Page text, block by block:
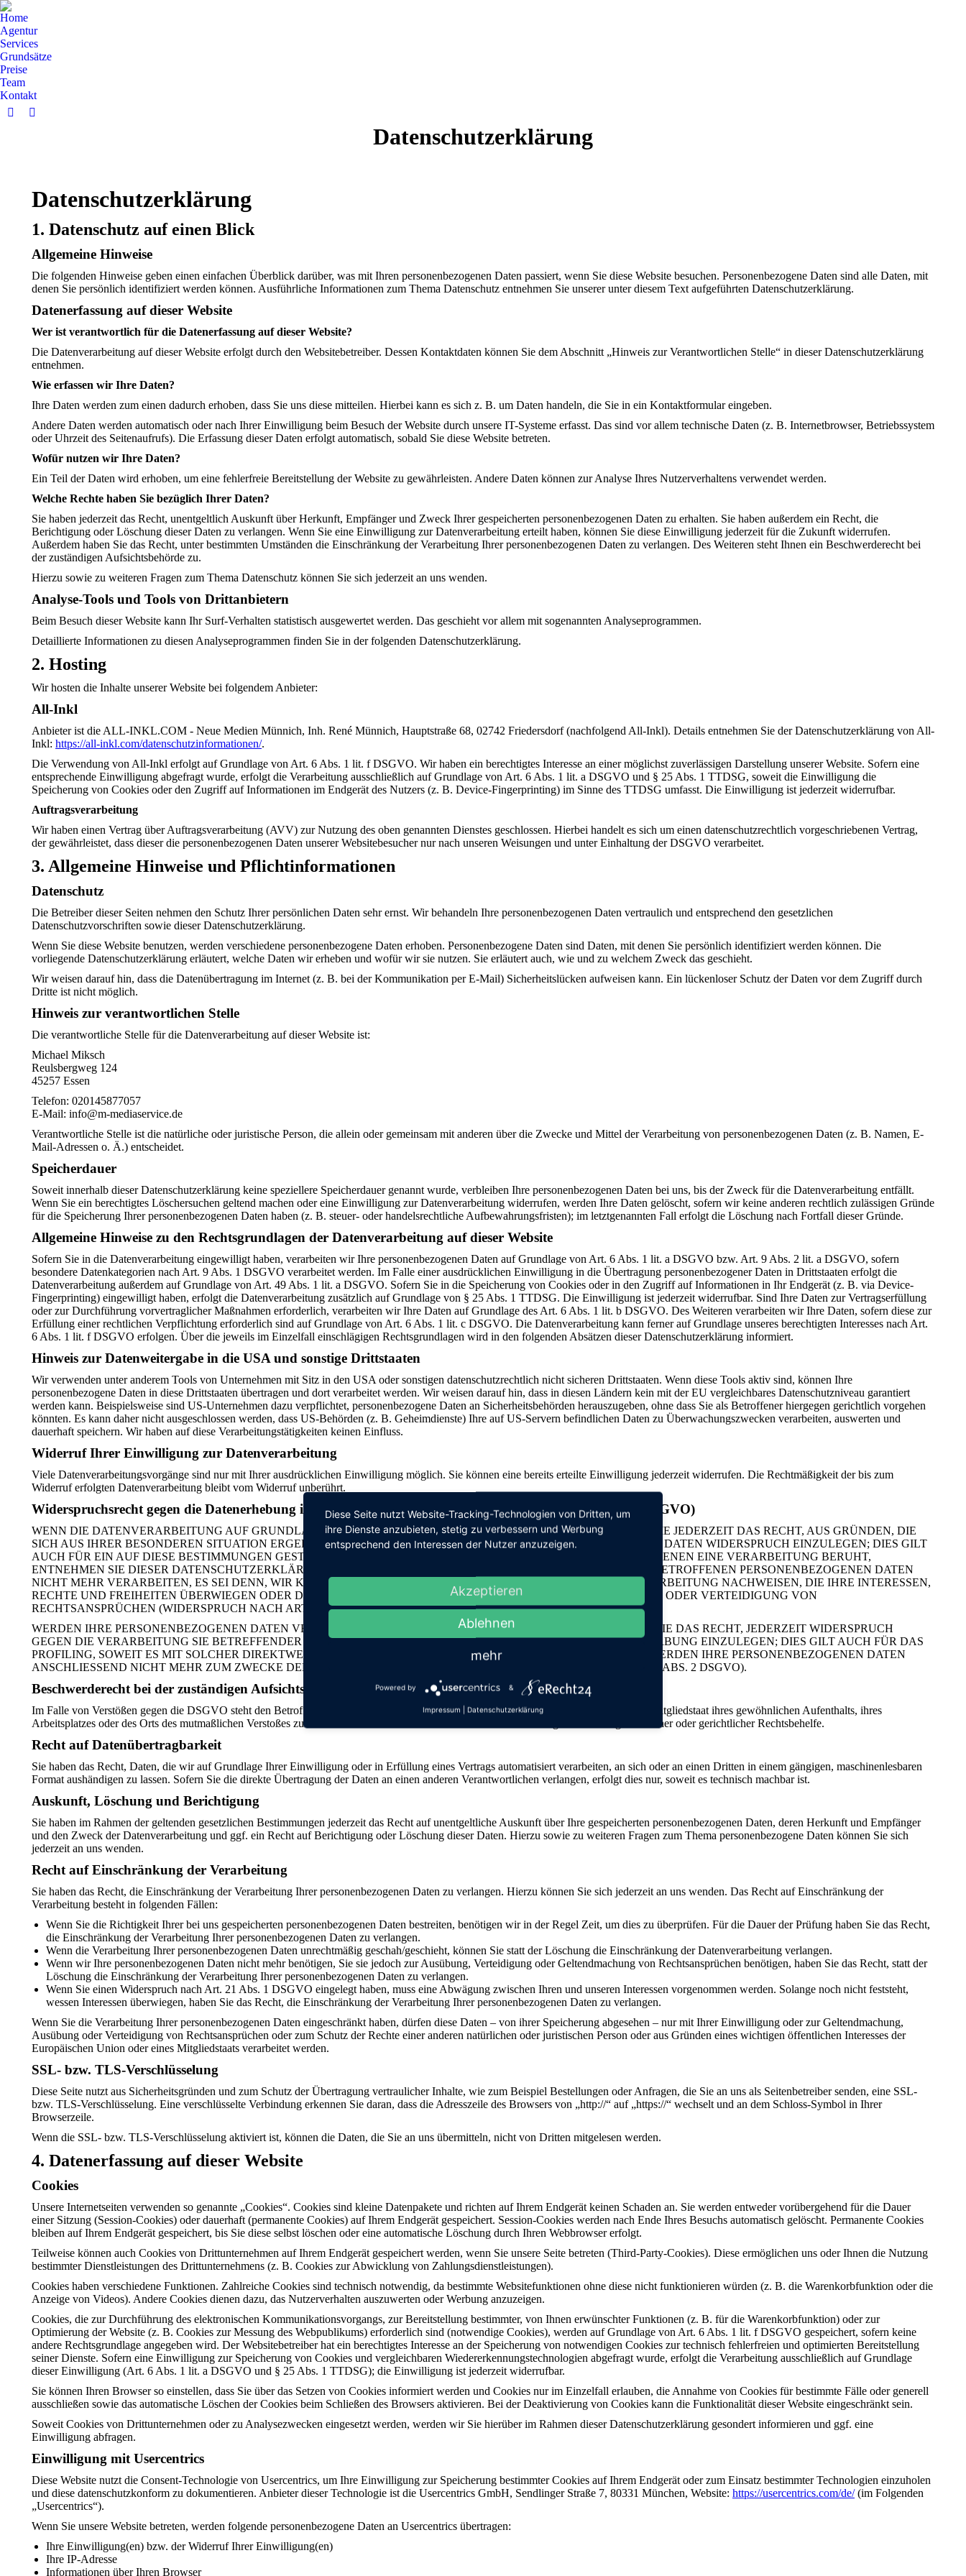
Home
Agentur
Services
Grundsätze
Preise
Team
Kontakt
Facebook
window
YouTube
window
Datenschutzerklärung
Datenschutz­erklärung
1. Datenschutz auf einen Blick
Allgemeine Hinweise
Die folgenden Hinweise geben einen einfachen Überblick darüber, was mit Ihren personenbezogenen Daten passiert, wenn Sie diese Website besuchen. Personenbezogene Daten sind alle Daten, mit
denen Sie persönlich identifiziert werden können. Ausführliche Informationen zum Thema Datenschutz entnehmen Sie unserer unter diesem Text aufgeführten Datenschutzerklärung.
Datenerfassung auf dieser Website
Wer ist verantwortlich für die Datenerfassung auf dieser Website?
Die Datenverarbeitung auf dieser Website erfolgt durch den Websitebetreiber. Dessen Kontaktdaten können Sie dem Abschnitt „Hinweis zur Verantwortlichen Stelle“ in dieser Datenschutzerklärung
entnehmen.
Wie erfassen wir Ihre Daten?
Ihre Daten werden zum einen dadurch erhoben, dass Sie uns diese mitteilen. Hierbei kann es sich z. B. um Daten handeln, die Sie in ein Kontaktformular eingeben.
Andere Daten werden automatisch oder nach Ihrer Einwilligung beim Besuch der Website durch unsere IT-Systeme erfasst. Das sind vor allem technische Daten (z. B. Internetbrowser, Betriebssystem
oder Uhrzeit des Seitenaufrufs). Die Erfassung dieser Daten erfolgt automatisch, sobald Sie diese Website betreten.
Wofür nutzen wir Ihre Daten?
Ein Teil der Daten wird erhoben, um eine fehlerfreie Bereitstellung der Website zu gewährleisten. Andere Daten können zur Analyse Ihres Nutzerverhaltens verwendet werden.
Welche Rechte haben Sie bezüglich Ihrer Daten?
Sie haben jederzeit das Recht, unentgeltlich Auskunft über Herkunft, Empfänger und Zweck Ihrer gespeicherten personenbezogenen Daten zu erhalten. Sie haben außerdem ein Recht, die
Berichtigung oder Löschung dieser Daten zu verlangen. Wenn Sie eine Einwilligung zur Datenverarbeitung erteilt haben, können Sie diese Einwilligung jederzeit für die Zukunft widerrufen.
Außerdem haben Sie das Recht, unter bestimmten Umständen die Einschränkung der Verarbeitung Ihrer personenbezogenen Daten zu verlangen. Des Weiteren steht Ihnen ein Beschwerderecht bei
der zuständigen Aufsichtsbehörde zu.
Hierzu sowie zu weiteren Fragen zum Thema Datenschutz können Sie sich jederzeit an uns wenden.
Analyse-Tools und Tools von Dritt­anbietern
Beim Besuch dieser Website kann Ihr Surf-Verhalten statistisch ausgewertet werden. Das geschieht vor allem mit sogenannten Analyseprogrammen.
Detaillierte Informationen zu diesen Analyseprogrammen finden Sie in der folgenden Datenschutzerklärung.
2. Hosting
Wir hosten die Inhalte unserer Website bei folgendem Anbieter:
All-Inkl
Anbieter ist die ALL-INKL.COM - Neue Medien Münnich, Inh. René Münnich, Hauptstraße 68, 02742 Friedersdorf (nachfolgend All-Inkl). Details entnehmen Sie der Datenschutzerklärung von All-
Inkl: https://all-inkl.com/datenschutzinformationen/.
Die Verwendung von All-Inkl erfolgt auf Grundlage von Art. 6 Abs. 1 lit. f DSGVO. Wir haben ein berechtigtes Interesse an einer möglichst zuverlässigen Darstellung unserer Website. Sofern eine
entsprechende Einwilligung abgefragt wurde, erfolgt die Verarbeitung ausschließlich auf Grundlage von Art. 6 Abs. 1 lit. a DSGVO und § 25 Abs. 1 TTDSG, soweit die Einwilligung die
Speicherung von Cookies oder den Zugriff auf Informationen im Endgerät des Nutzers (z. B. Device-Fingerprinting) im Sinne des TTDSG umfasst. Die Einwilligung ist jederzeit widerrufbar.
Auftragsverarbeitung
Wir haben einen Vertrag über Auftragsverarbeitung (AVV) zur Nutzung des oben genannten Dienstes geschlossen. Hierbei handelt es sich um einen datenschutzrechtlich vorgeschriebenen Vertrag,
der gewährleistet, dass dieser die personenbezogenen Daten unserer Websitebesucher nur nach unseren Weisungen und unter Einhaltung der DSGVO verarbeitet.
3. Allgemeine Hinweise und Pflicht­informationen
Datenschutz
Die Betreiber dieser Seiten nehmen den Schutz Ihrer persönlichen Daten sehr ernst. Wir behandeln Ihre personenbezogenen Daten vertraulich und entsprechend den gesetzlichen
Datenschutzvorschriften sowie dieser Datenschutzerklärung.
Wenn Sie diese Website benutzen, werden verschiedene personenbezogene Daten erhoben. Personenbezogene Daten sind Daten, mit denen Sie persönlich identifiziert werden können. Die
vorliegende Datenschutzerklärung erläutert, welche Daten wir erheben und wofür wir sie nutzen. Sie erläutert auch, wie und zu welchem Zweck das geschieht.
Wir weisen darauf hin, dass die Datenübertragung im Internet (z. B. bei der Kommunikation per E-Mail) Sicherheitslücken aufweisen kann. Ein lückenloser Schutz der Daten vor dem Zugriff durch
Dritte ist nicht möglich.
Hinweis zur verantwortlichen Stelle
Die verantwortliche Stelle für die Datenverarbeitung auf dieser Website ist:
Michael Miksch
Reulsbergweg 124
45257 Essen
Telefon: 020145877057
E-Mail: info@m-mediaservice.de
Verantwortliche Stelle ist die natürliche oder juristische Person, die allein oder gemeinsam mit anderen über die Zwecke und Mittel der Verarbeitung von personenbezogenen Daten (z. B. Namen, E-
Mail-Adressen o. Ä.) entscheidet.
Speicherdauer
Soweit innerhalb dieser Datenschutzerklärung keine speziellere Speicherdauer genannt wurde, verbleiben Ihre personenbezogenen Daten bei uns, bis der Zweck für die Datenverarbeitung entfällt.
Wenn Sie ein berechtigtes Löschersuchen geltend machen oder eine Einwilligung zur Datenverarbeitung widerrufen, werden Ihre Daten gelöscht, sofern wir keine anderen rechtlich zulässigen Gründe
für die Speicherung Ihrer personenbezogenen Daten haben (z. B. steuer- oder handelsrechtliche Aufbewahrungsfristen); im letztgenannten Fall erfolgt die Löschung nach Fortfall dieser Gründe.
Allgemeine Hinweise zu den Rechtsgrundlagen der Datenverarbeitung auf dieser Website
Sofern Sie in die Datenverarbeitung eingewilligt haben, verarbeiten wir Ihre personenbezogenen Daten auf Grundlage von Art. 6 Abs. 1 lit. a DSGVO bzw. Art. 9 Abs. 2 lit. a DSGVO, sofern
besondere Datenkategorien nach Art. 9 Abs. 1 DSGVO verarbeitet werden. Im Falle einer ausdrücklichen Einwilligung in die Übertragung personenbezogener Daten in Drittstaaten erfolgt die
Datenverarbeitung außerdem auf Grundlage von Art. 49 Abs. 1 lit. a DSGVO. Sofern Sie in die Speicherung von Cookies oder in den Zugriff auf Informationen in Ihr Endgerät (z. B. via Device-
Fingerprinting) eingewilligt haben, erfolgt die Datenverarbeitung zusätzlich auf Grundlage von § 25 Abs. 1 TTDSG. Die Einwilligung ist jederzeit widerrufbar. Sind Ihre Daten zur Vertragserfüllung
oder zur Durchführung vorvertraglicher Maßnahmen erforderlich, verarbeiten wir Ihre Daten auf Grundlage des Art. 6 Abs. 1 lit. b DSGVO. Des Weiteren verarbeiten wir Ihre Daten, sofern diese zur
Erfüllung einer rechtlichen Verpflichtung erforderlich sind auf Grundlage von Art. 6 Abs. 1 lit. c DSGVO. Die Datenverarbeitung kann ferner auf Grundlage unseres berechtigten Interesses nach Art.
6 Abs. 1 lit. f DSGVO erfolgen. Über die jeweils im Einzelfall einschlägigen Rechtsgrundlagen wird in den folgenden Absätzen dieser Datenschutzerklärung informiert.
Hinweis zur Datenweitergabe in die USA und sonstige Drittstaaten
Wir verwenden unter anderem Tools von Unternehmen mit Sitz in den USA oder sonstigen datenschutzrechtlich nicht sicheren Drittstaaten. Wenn diese Tools aktiv sind, können Ihre
personenbezogene Daten in diese Drittstaaten übertragen und dort verarbeitet werden. Wir weisen darauf hin, dass in diesen Ländern kein mit der EU vergleichbares Datenschutzniveau garantiert
werden kann. Beispielsweise sind US-Unternehmen dazu verpflichtet, personenbezogene Daten an Sicherheitsbehörden herauszugeben, ohne dass Sie als Betroffener hiergegen gerichtlich vorgehen
könnten. Es kann daher nicht ausgeschlossen werden, dass US-Behörden (z. B. Geheimdienste) Ihre auf US-Servern befindlichen Daten zu Überwachungszwecken verarbeiten, auswerten und
dauerhaft speichern. Wir haben auf diese Verarbeitungstätigkeiten keinen Einfluss.
Widerruf Ihrer Einwilligung zur Datenverarbeitung
Viele Datenverarbeitungsvorgänge sind nur mit Ihrer ausdrücklichen Einwilligung möglich. Sie können eine bereits erteilte Einwilligung jederzeit widerrufen. Die Rechtmäßigkeit der bis zum
Widerruf erfolgten Datenverarbeitung bleibt vom Widerruf unberührt.
Widerspruchsrecht gegen die Datenerhebung in besonderen Fällen sowie gegen Direktwerbung (Art. 21 DSGVO)
WENN DIE DATENVERARBEITUNG AUF GRUNDLAGE VON ART. 6 ABS. 1 LIT. E ODER F DSGVO ERFOLGT, HABEN SIE JEDERZEIT DAS RECHT, AUS GRÜNDEN, DIE
SICH AUS IHRER BESONDEREN SITUATION ERGEBEN, GEGEN DIE VERARBEITUNG IHRER PERSONENBEZOGENEN DATEN WIDERSPRUCH EINZULEGEN; DIES GILT
AUCH FÜR EIN AUF DIESE BESTIMMUNGEN GESTÜTZTES PROFILING. DIE JEWEILIGE RECHTSGRUNDLAGE, AUF DENEN EINE VERARBEITUNG BERUHT,
ENTNEHMEN SIE DIESER DATENSCHUTZERKLÄRUNG. WENN SIE WIDERSPRUCH EINLEGEN, WERDEN WIR IHRE BETROFFENEN PERSONENBEZOGENEN DATEN
NICHT MEHR VERARBEITEN, ES SEI DENN, WIR KÖNNEN ZWINGENDE SCHUTZWÜRDIGE GRÜNDE FÜR DIE VERARBEITUNG NACHWEISEN, DIE IHRE INTERESSEN,
RECHTE UND FREIHEITEN ÜBERWIEGEN ODER DIE VERARBEITUNG DIENT DER GELTENDMACHUNG, AUSÜBUNG ODER VERTEIDIGUNG VON
RECHTSANSPRÜCHEN (WIDERSPRUCH NACH ART. 21 ABS. 1 DSGVO).
WERDEN IHRE PERSONENBEZOGENEN DATEN VERARBEITET, UM DIREKTWERBUNG ZU BETREIBEN, SO HABEN SIE DAS RECHT, JEDERZEIT WIDERSPRUCH
GEGEN DIE VERARBEITUNG SIE BETREFFENDER PERSONENBEZOGENER DATEN ZUM ZWECKE DERARTIGER WERBUNG EINZULEGEN; DIES GILT AUCH FÜR DAS
PROFILING, SOWEIT ES MIT SOLCHER DIREKTWERBUNG IN VERBINDUNG STEHT. WENN SIE WIDERSPRECHEN, WERDEN IHRE PERSONENBEZOGENEN DATEN
ANSCHLIESSEND NICHT MEHR ZUM ZWECKE DER DIREKTWERBUNG VERWENDET (WIDERSPRUCH NACH ART. 21 ABS. 2 DSGVO).
Beschwerde­recht bei der zuständigen Aufsichts­behörde
Im Falle von Verstößen gegen die DSGVO steht den Betroffenen ein Beschwerderecht bei einer Aufsichtsbehörde, insbesondere in dem Mitgliedstaat ihres gewöhnlichen Aufenthalts, ihres
Arbeitsplatzes oder des Orts des mutmaßlichen Verstoßes zu. Das Beschwerderecht besteht unbeschadet anderweitiger verwaltungsrechtlicher oder gerichtlicher Rechtsbehelfe.
Recht auf Daten­übertrag­barkeit
Sie haben das Recht, Daten, die wir auf Grundlage Ihrer Einwilligung oder in Erfüllung eines Vertrags automatisiert verarbeiten, an sich oder an einen Dritten in einem gängigen, maschinenlesbaren
Format aushändigen zu lassen. Sofern Sie die direkte Übertragung der Daten an einen anderen Verantwortlichen verlangen, erfolgt dies nur, soweit es technisch machbar ist.
Auskunft, Löschung und Berichtigung
Sie haben im Rahmen der geltenden gesetzlichen Bestimmungen jederzeit das Recht auf unentgeltliche Auskunft über Ihre gespeicherten personenbezogenen Daten, deren Herkunft und Empfänger
und den Zweck der Datenverarbeitung und ggf. ein Recht auf Berichtigung oder Löschung dieser Daten. Hierzu sowie zu weiteren Fragen zum Thema personenbezogene Daten können Sie sich
jederzeit an uns wenden.
Recht auf Einschränkung der Verarbeitung
Sie haben das Recht, die Einschränkung der Verarbeitung Ihrer personenbezogenen Daten zu verlangen. Hierzu können Sie sich jederzeit an uns wenden. Das Recht auf Einschränkung der
Verarbeitung besteht in folgenden Fällen:
Wenn Sie die Richtigkeit Ihrer bei uns gespeicherten personenbezogenen Daten bestreiten, benötigen wir in der Regel Zeit, um dies zu überprüfen. Für die Dauer der Prüfung haben Sie das Recht,
die Einschränkung der Verarbeitung Ihrer personenbezogenen Daten zu verlangen.
Wenn die Verarbeitung Ihrer personenbezogenen Daten unrechtmäßig geschah/geschieht, können Sie statt der Löschung die Einschränkung der Datenverarbeitung verlangen.
Wenn wir Ihre personenbezogenen Daten nicht mehr benötigen, Sie sie jedoch zur Ausübung, Verteidigung oder Geltendmachung von Rechtsansprüchen benötigen, haben Sie das Recht, statt der
Löschung die Einschränkung der Verarbeitung Ihrer personenbezogenen Daten zu verlangen.
Wenn Sie einen Widerspruch nach Art. 21 Abs. 1 DSGVO eingelegt haben, muss eine Abwägung zwischen Ihren und unseren Interessen vorgenommen werden. Solange noch nicht feststeht,
wessen Interessen überwiegen, haben Sie das Recht, die Einschränkung der Verarbeitung Ihrer personenbezogenen Daten zu verlangen.
Wenn Sie die Verarbeitung Ihrer personenbezogenen Daten eingeschränkt haben, dürfen diese Daten – von ihrer Speicherung abgesehen – nur mit Ihrer Einwilligung oder zur Geltendmachung,
Ausübung oder Verteidigung von Rechtsansprüchen oder zum Schutz der Rechte einer anderen natürlichen oder juristischen Person oder aus Gründen eines wichtigen öffentlichen Interesses der
Europäischen Union oder eines Mitgliedstaats verarbeitet werden.
SSL- bzw. TLS-Verschlüsselung
Diese Seite nutzt aus Sicherheitsgründen und zum Schutz der Übertragung vertraulicher Inhalte, wie zum Beispiel Bestellungen oder Anfragen, die Sie an uns als Seitenbetreiber senden, eine SSL-
bzw. TLS-Verschlüsselung. Eine verschlüsselte Verbindung erkennen Sie daran, dass die Adresszeile des Browsers von „http://“ auf „https://“ wechselt und an dem Schloss-Symbol in Ihrer
Browserzeile.
Wenn die SSL- bzw. TLS-Verschlüsselung aktiviert ist, können die Daten, die Sie an uns übermitteln, nicht von Dritten mitgelesen werden.
4. Datenerfassung auf dieser Website
Cookies
Unsere Internetseiten verwenden so genannte „Cookies“. Cookies sind kleine Datenpakete und richten auf Ihrem Endgerät keinen Schaden an. Sie werden entweder vorübergehend für die Dauer
einer Sitzung (Session-Cookies) oder dauerhaft (permanente Cookies) auf Ihrem Endgerät gespeichert. Session-Cookies werden nach Ende Ihres Besuchs automatisch gelöscht. Permanente Cookies
bleiben auf Ihrem Endgerät gespeichert, bis Sie diese selbst löschen oder eine automatische Löschung durch Ihren Webbrowser erfolgt.
Teilweise können auch Cookies von Drittunternehmen auf Ihrem Endgerät gespeichert werden, wenn Sie unsere Seite betreten (Third-Party-Cookies). Diese ermöglichen uns oder Ihnen die Nutzung
bestimmter Dienstleistungen des Drittunternehmens (z. B. Cookies zur Abwicklung von Zahlungsdienstleistungen).
Cookies haben verschiedene Funktionen. Zahlreiche Cookies sind technisch notwendig, da bestimmte Websitefunktionen ohne diese nicht funktionieren würden (z. B. die Warenkorbfunktion oder die
Anzeige von Videos). Andere Cookies dienen dazu, das Nutzerverhalten auszuwerten oder Werbung anzuzeigen.
Cookies, die zur Durchführung des elektronischen Kommunikationsvorgangs, zur Bereitstellung bestimmter, von Ihnen erwünschter Funktionen (z. B. für die Warenkorbfunktion) oder zur
Optimierung der Website (z. B. Cookies zur Messung des Webpublikums) erforderlich sind (notwendige Cookies), werden auf Grundlage von Art. 6 Abs. 1 lit. f DSGVO gespeichert, sofern keine
andere Rechtsgrundlage angegeben wird. Der Websitebetreiber hat ein berechtigtes Interesse an der Speicherung von notwendigen Cookies zur technisch fehlerfreien und optimierten Bereitstellung
seiner Dienste. Sofern eine Einwilligung zur Speicherung von Cookies und vergleichbaren Wiedererkennungstechnologien abgefragt wurde, erfolgt die Verarbeitung ausschließlich auf Grundlage
dieser Einwilligung (Art. 6 Abs. 1 lit. a DSGVO und § 25 Abs. 1 TTDSG); die Einwilligung ist jederzeit widerrufbar.
Sie können Ihren Browser so einstellen, dass Sie über das Setzen von Cookies informiert werden und Cookies nur im Einzelfall erlauben, die Annahme von Cookies für bestimmte Fälle oder generell
ausschließen sowie das automatische Löschen der Cookies beim Schließen des Browsers aktivieren. Bei der Deaktivierung von Cookies kann die Funktionalität dieser Website eingeschränkt sein.
Soweit Cookies von Drittunternehmen oder zu Analysezwecken eingesetzt werden, werden wir Sie hierüber im Rahmen dieser Datenschutzerklärung gesondert informieren und ggf. eine
Einwilligung abfragen.
Einwilligung mit Usercentrics
Diese Website nutzt die Consent-Technologie von Usercentrics, um Ihre Einwilligung zur Speicherung bestimmter Cookies auf Ihrem Endgerät oder zum Einsatz bestimmter Technologien einzuholen
und diese datenschutzkonform zu dokumentieren. Anbieter dieser Technologie ist die Usercentrics GmbH, Sendlinger Straße 7, 80331 München, Website: https://usercentrics.com/de/(im Folgenden
„Usercentrics“).
Wenn Sie unsere Website betreten, werden folgende personenbezogene Daten an Usercentrics übertragen:
Ihre Einwilligung(en) bzw. der Widerruf Ihrer Einwilligung(en)
Ihre IP-Adresse
Informationen über Ihren Browser
Diese Seite nutzt Website-Tracking-Technologien von Dritten, um
ihre Dienste anzubieten, stetig zu verbessern und Werbung
entsprechend den Interessen der Nutzer anzuzeigen.
Akzeptieren
Ablehnen
mehr
Powered by &
Impressum Datenschutzerklärung